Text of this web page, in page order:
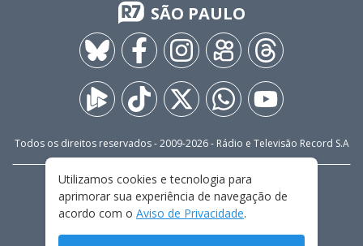
SÃO PAULO
Todos os direitos reservados - 2009-2026- Rádio e Televisão Record S.A
FALE CONOSCO
PRIVACIDADE
TERMOS E CONDIÇÕES DE USO
Utilizamos cookies e tecnologia para
aprimorar sua experiência de navegação de
acordo com o Aviso de Privacidade.